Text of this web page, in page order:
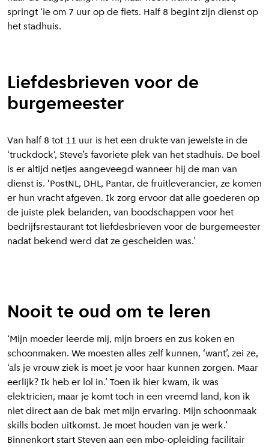
springt ‘ie om 7 uur op de fiets. Half 8 begint zijn dienst op
het stadhuis.
Liefdesbrieven voor de
burgemeester
Van half 8 tot 11 uur is het een drukte van jewelste in de
‘truckdock‘, Steve’s favoriete plek van het stadhuis. De boel
is er altijd netjes aangeveegd wanneer hij de man van
dienst is. ‘PostNL, DHL, Pantar, de fruitleverancier, ze komen
er hun vracht afgeven. Ik zorg ervoor dat alle goederen op
de juiste plek belanden, van boodschappen voor het
bedrijfsrestaurant tot liefdesbrieven voor de burgemeester
nadat bekend werd dat ze gescheiden was.’
Nooit te oud om te leren
‘Mijn moeder leerde mij, mijn broers en zus koken en
schoonmaken. We moesten alles zelf kunnen, ‘want’, zei ze,
‘als je vrouw ziek is moet je voor haar kunnen zorgen. Maar
eerlijk? Ik heb er lol in.’ Toen ik hier kwam, ik was
elektricien, maar je komt toch in een vreemd land, kon ik
niet direct aan de bak met mijn ervaring. Mijn schoonmaak
skills boden uitkomst. Je moet houden van je werk.’
Binnenkort start Steven aan een mbo-opleiding facilitair